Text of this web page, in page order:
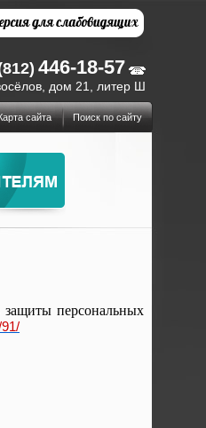
446-18-57
дом 21, литер Ш
сайта Поиск по сайту
защиты персональных